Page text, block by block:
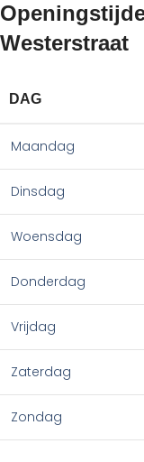
Westerstraat
DAG
Maandag
Dinsdag
Woensdag
Donderdag
Vrijdag
Zaterdag
Zondag